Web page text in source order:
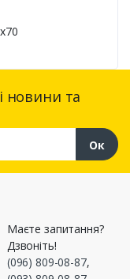
новини та
Ок
Маєте запитання?
Дзвоніть!
(096) 809-08-87,